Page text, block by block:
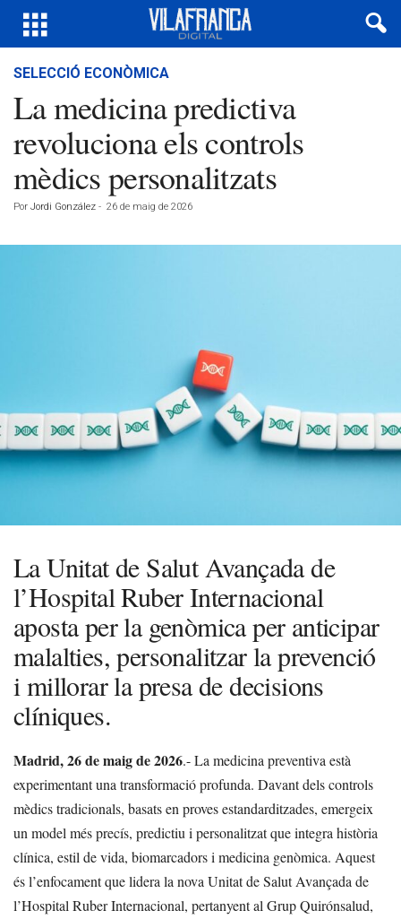
SELECCIÓ ECONÒMICA
La medicina predictiva
revoluciona els controls
mèdics personalitzats
Por Jordi González - 26 de maig de 2026
La Unitat de Salut Avançada de
l’Hospital Ruber Internacional
aposta per la genòmica per anticipar
malalties, personalitzar la prevenció
i millorar la presa de decisions
clíniques.
Madrid, 26 de maigde 2026.- La medicina preventiva està
experimentant una transformació profunda. Davant dels controls
mèdics tradicionals, basats en proves estandarditzades, emergeix
un model més precís, predictiu i personalitzat que integra història
clínica, estil de vida, biomarcadors i medicina genòmica. Aquest
és l’enfocament que lidera la nova Unitat de Salut Avançada de
l’Hospital Ruber Internacional, pertanyent al Grup Quirónsalud,